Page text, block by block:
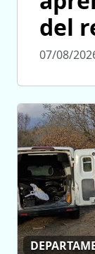
del
07/08/